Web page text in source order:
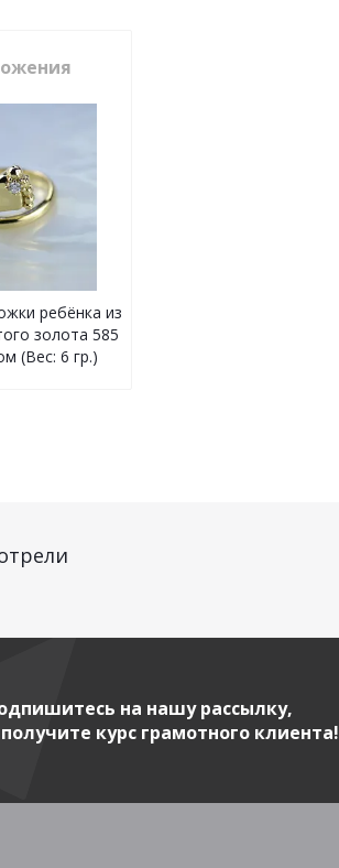
ребёнка из
золота 585
(Вес: 6 гр.)
на нашу рассылку,
курс грамотного клиента!